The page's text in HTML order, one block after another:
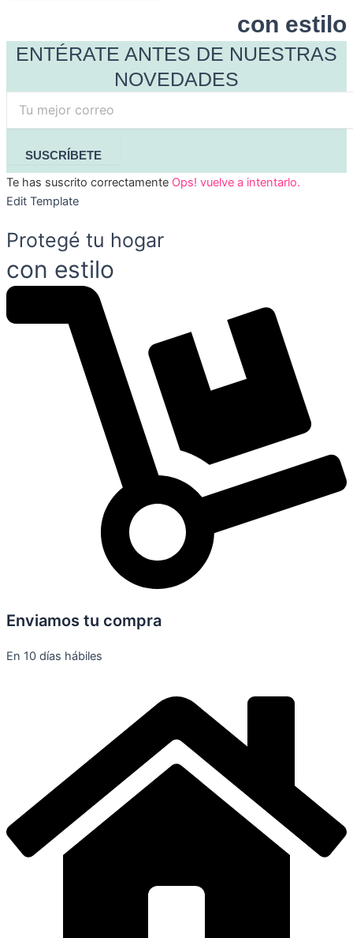
Protege tu hogar
con estilo
ENTÉRATE ANTES DE NUESTRAS
NOVEDADES
SUSCRÍBETE
Te has suscrito correctamente Ops! vuelve a intentarlo.
Edit Template
Protegé tu hogar
con estilo
Enviamos tu compra
En 10 días hábiles